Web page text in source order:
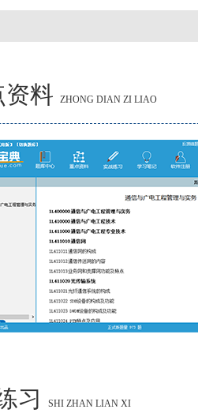
资料 ZHONG DIAN ZI LIAO
习 SHI ZHAN LIAN XI